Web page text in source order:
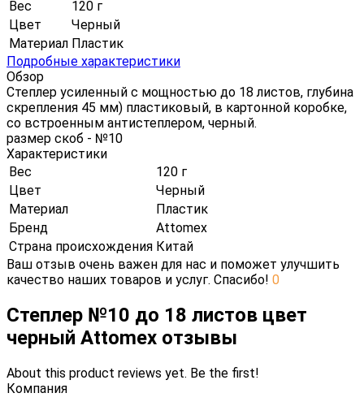
Вес
120 г
Цвет
Черный
Материал Пластик
Подробные характеристики
Обзор
Степлер усиленный с мощностью до 18 листов, глубина
скрепления 45 мм) пластиковый, в картонной коробке,
со встроенным антистеплером, черный.
размер скоб - №10
Характеристики
Вес
120 г
Цвет
Черный
Материал
Пластик
Бренд
Attomex
Страна происхождения Китай
Ваш отзыв очень важен для нас и поможет улучшить
качество наших товаров и услуг. Спасибо! 0
Степлер №10 до 18 листов цвет
черный Attomex отзывы
About this product reviews yet. Be the first!
Компания